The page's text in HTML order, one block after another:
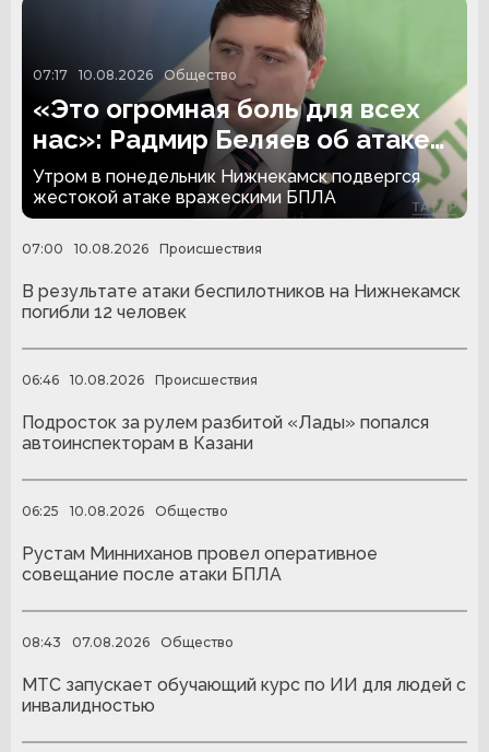
07:17 10.08.2026 Общество
«Это огромная боль для всех
нас»: Радмир Беляев об атаке
беспилотников
Утром в понедельник Нижнекамск подвергся
жестокой атаке вражескими БПЛА
07:00 10.08.2026 Происшествия
В результате атаки беспилотников на Нижнекамск
погибли 12 человек
06:46 10.08.2026 Происшествия
Подросток за рулем разбитой «Лады» попался
автоинспекторам в Казани
06:25 10.08.2026 Общество
Рустам Минниханов провел оперативное
совещание после атаки БПЛА
08:43 07.08.2026 Общество
МТС запускает обучающий курс по ИИ для людей с
инвалидностью